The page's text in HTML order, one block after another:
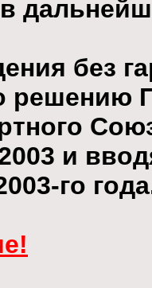
без
решению
и
го